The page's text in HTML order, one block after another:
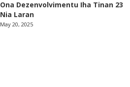
Ona Dezenvolvimentu Iha Tinan 23
Nia Laran
May 20, 2025